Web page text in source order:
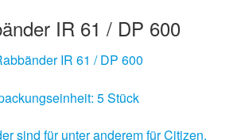
IR 61 / DP 600
IR 61 / DP 600
5 Stück
sind für unter anderem für Citizen,